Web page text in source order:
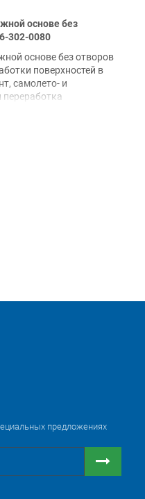
- LiqPay
основе без
302-0080
основе без отворов
поверхностей в
самолето- и
переработка
пластиков.
"по сухому"
способность
предложениях